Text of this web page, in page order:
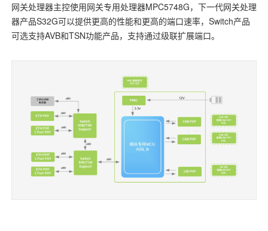
网关处理器主控使用网关专用处理器MPC5748G，下一代网关处理
器产品S32G可以提供更高的性能和更高的端口速率，Switch产品
可选支持AVB和TSN功能产品，支持通过级联扩展端口。